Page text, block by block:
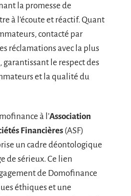
la promesse de
à l’écoute et réactif. Quant
contacté par
réclamations avec la plus
le respect des
et la qualité du
à l’Association
Financières (ASF)
un cadre déontologique
de sérieux. Ce lien
de Domofinance
éthiques et une